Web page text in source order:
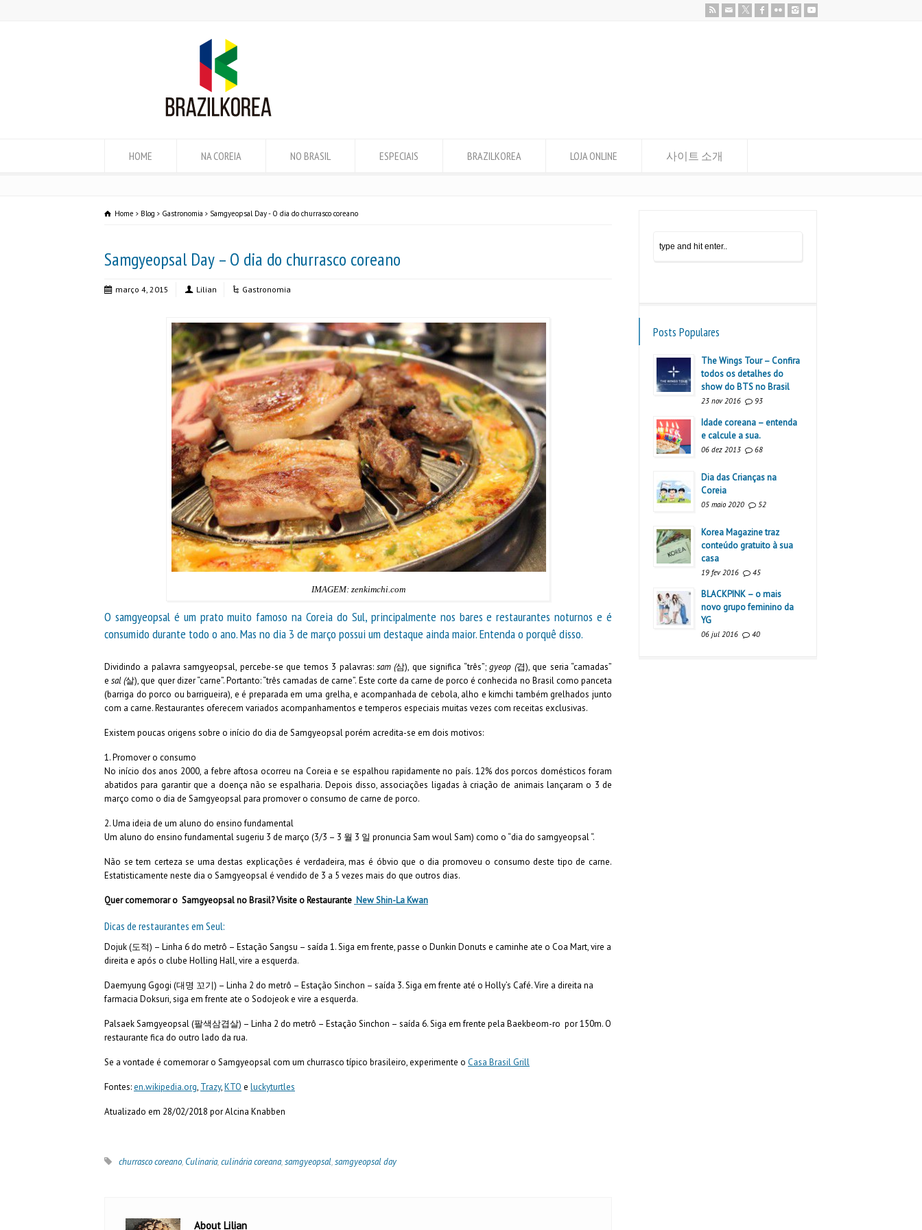
HOME NA COREIA NO BRASIL ESPECIAIS BRAZILKOREA LOJA ONLINE 사이트 소개
Home Blog Gastronomia Samgyeopsal Day - O dia do churrasco coreano
Samgyeopsal Day – O dia do churrasco coreano
março 4, 2015 Lilian Gastronomia
IMAGEM: zenkimchi.com
O samgyeopsal é um prato muito famoso na Coreia do Sul, principalmente nos bares e restaurantes noturnos e é
consumido durante todo o ano. Mas no dia 3 de março possui um destaque ainda maior. Entenda o porquê disso.
Dividindo a palavra samgyeopsal, percebe-se que temos 3 palavras: sam (삼), que significa “três”;gyeop (겹), que seria “camadas”
esal (살), que quer dizer “carne”. Portanto: “três camadas de carne”. Este corte da carne de porco é conhecida no Brasil como panceta
(barriga do porco ou barrigueira), e é preparada em uma grelha, e acompanhada de cebola, alho e kimchi também grelhados junto
com a carne. Restaurantes oferecem variados acompanhamentos e temperos especiais muitas vezes com receitas exclusivas.
Existem poucas origens sobre o início do dia de Samgyeopsal porém acredita-se em dois motivos:
1. Promover o consumo
No início dos anos 2000, a febre aftosa ocorreu na Coreia e se espalhou rapidamente no país. 12% dos porcos domésticos foram
abatidos para garantir que a doença não se espalharia. Depois disso, associações ligadas à criação de animais lançaram o 3 de
março como o dia de Samgyeopsal para promover o consumo de carne de porco.
2. Uma ideia de um aluno do ensino fundamental
Um aluno do ensino fundamental sugeriu 3 de março (3/3 – 3 월 3 일 pronuncia Sam woul Sam) como o “dia do samgyeopsal “.
Não se tem certeza se uma destas explicações é verdadeira, mas é óbvio que o dia promoveu o consumo deste tipo de carne.
Estatisticamente neste dia o Samgyeopsal é vendido de 3 a 5 vezes mais do que outros dias.
Quer comemorar o Samgyeopsal no Brasil? Visite o Restaurante New Shin-La Kwan
Dicas de restaurantes em Seul:
Dojuk (도적) – Linha 6 do metrô – Estação Sangsu – saída 1. Siga em frente, passe o Dunkin Donuts e caminhe ate o Coa Mart, vire a
direita e após o clube Holling Hall, vire a esquerda.
Daemyung Ggogi (대명 꼬기) – Linha 2 do metrô – Estação Sinchon – saída 3. Siga em frente até o Holly’s Café. Vire a direita na
farmacia Doksuri, siga em frente ate o Sodojeok e vire a esquerda.
Palsaek Samgyeopsal (팔색삼겹살) – Linha 2 do metrô – Estação Sinchon – saída 6. Siga em frente pela Baekbeom-ro por 150m. O
restaurante fica do outro lado da rua.
Se a vontade é comemorar o Samgyeopsal com um churrasco típico brasileiro, experimente o Casa Brasil Grill
Fontes:en.wikipedia.org, Trazy,KTO e luckyturtles
Atualizado em 28/02/2018 por Alcina Knabben
churrasco coreano, Culinaria,culinária coreana,samgyeopsal,samgyeopsal day
About Lilian
Posts Populares
The Wings Tour – Confira
todos os detalhes do
show do BTS no Brasil
23 nov 2016 93
Idade coreana – entenda
e calcule a sua.
06 dez 2013 68
Dia das Crianças na
Coreia
05 maio 2020 52
Korea Magazine traz
conteúdo gratuito à sua
casa
19 fev 2016 45
BLACKPINK – o mais
novo grupo feminino da
YG
06 jul 2016 40